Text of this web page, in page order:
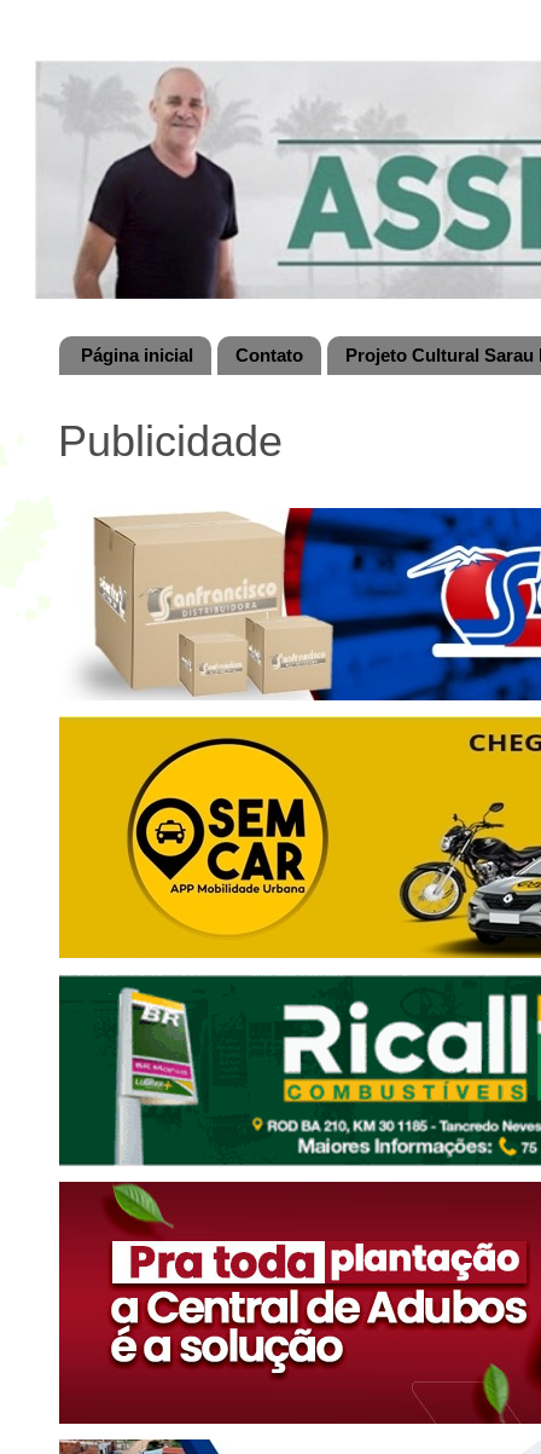
Página inicial Contato Projeto Cultural
Publicidade